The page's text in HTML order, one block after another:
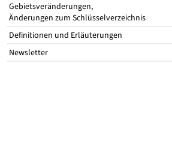
Gebietsveränderungen,
Änderungen zum Schlüsselverzeichnis
Definitionen und Erläuterungen
Newsletter